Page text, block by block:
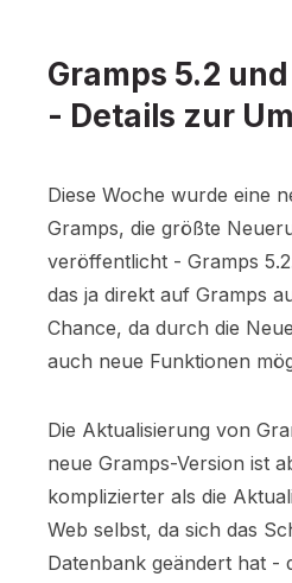
Gramps 5.2
- Details zur
Diese Woche wurde eine
Gramps, die größte
veröffentlicht - Gramps
das ja direkt auf Gramps
Chance, da durch die
auch neue Funktionen
Die Aktualisierung von
neue Gramps-Version ist
komplizierter als die
Web selbst, da sich das
Datenbank geändert hat -